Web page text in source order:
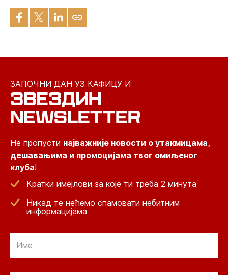
ЗАПОЧНИ ДАН УЗ КАФИЦУ И
ЗВЕЗДИН
NEWSLETTER
Не пропусти најважније новости о утакмицама,
дешавањима и промоцијама твог омиљеног
клуба!
Кратки имејлови за које ти треба 2 минута
Никад те нећемо спамовати небитним
информацијама